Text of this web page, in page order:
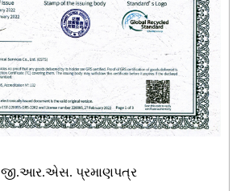
જી.આર.એસ. પ્રમાણપત્ર